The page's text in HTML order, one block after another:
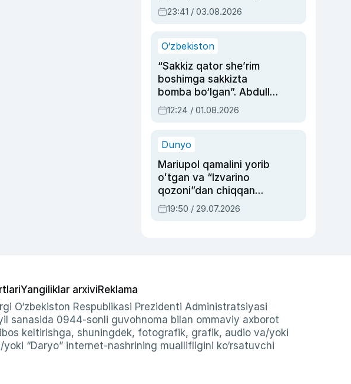
ayolga sud hukmi o‘qildi
23:41 / 03.08.2026
O‘zbekiston
“Sakkiz qator she’rim
boshimga sakkizta
bomba bo‘lgan”. Abdulla
Oripovni siyosiy
ayblovlardan asrab
12:24 / 01.08.2026
Dunyo
Mariupol qamalini yorib
oʻtgan va “Izvarino
qozoni”dan chiqqan
qahramon — Ukraina
armiyasi bosh
19:50 / 29.07.2026
Yangiliklar arxiviReklama
O‘zbekiston Respublikasi Prezidenti Administratsiyasi
sanasida 0944-sonli guvohnoma bilan ommaviy axborot
keltirishga, shuningdek, fotografik, grafik, audio va/yoki
“Daryo” internet-nashrining muallifligini ko‘rsatuvchi